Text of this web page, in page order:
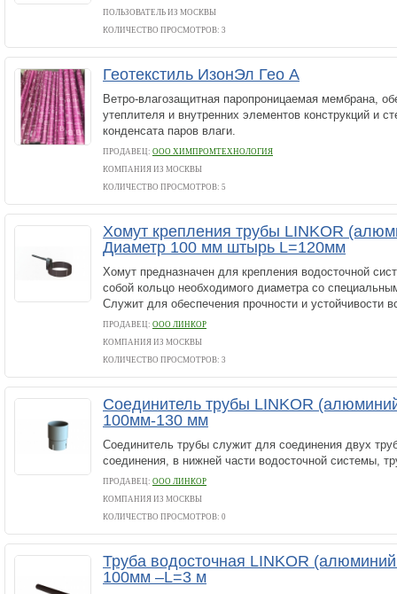
ПОЛЬЗОВАТЕЛЬ ИЗ МОСКВЫ
КОЛИЧЕСТВО ПРОСМОТРОВ: 3
Геотекстиль ИзонЭл Гео А
Ветро-влагозащитная паропроницаемая мембрана,
утеплителя и внутренних элементов конструкций и
конденсата паров влаги.
ПРОДАВЕЦ: ООО ХИМПРОМТЕХНОЛОГИЯ
КОМПАНИЯ ИЗ МОСКВЫ
КОЛИЧЕСТВО ПРОСМОТРОВ: 5
Хомут крепления трубы LINKOR
Диаметр 100 мм штырь L=120мм
Хомут предназначен для крепления водосточной
собой кольцо необходимого диаметра со
Служит для обеспечения прочности и устойчивости
ПРОДАВЕЦ: ООО ЛИНКОР
КОМПАНИЯ ИЗ МОСКВЫ
КОЛИЧЕСТВО ПРОСМОТРОВ: 3
Соединитель трубы LINKOR
100мм-130 мм
Соединитель трубы служит для соединения двух
соединения, в нижней части водосточной системы,
ПРОДАВЕЦ: ООО ЛИНКОР
КОМПАНИЯ ИЗ МОСКВЫ
КОЛИЧЕСТВО ПРОСМОТРОВ: 0
Труба водосточная LINKOR
100мм –L=3 м